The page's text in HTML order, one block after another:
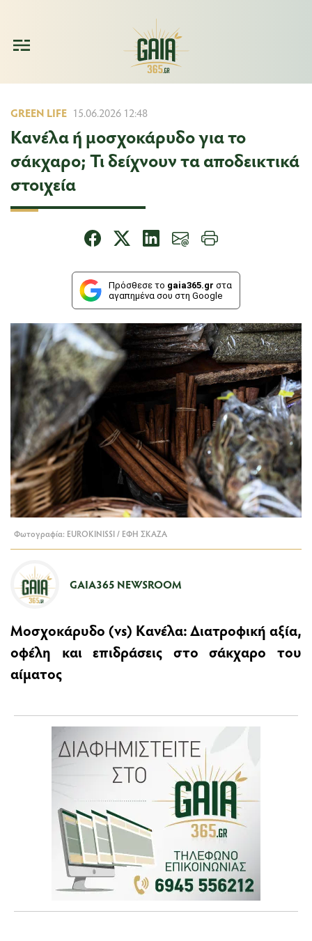
GREEN LIFE 15.06.2026 12:48
Κανέλα ή μοσχοκάρυδο για το
σάκχαρο; Τι δείχνουν τα αποδεικτικά
στοιχεία
Πρόσθεσε το gaia365.gr στα
αγαπημένα σου στη Google
Φωτογραφία: EUROKINISSI / ΕΦΗ ΣΚΑΖΑ
GAIA365 NEWSROOM
Μοσχοκάρυδο (vs) Κανέλα: Διατροφική αξία,
οφέλη και επιδράσεις στο σάκχαρο του
αίματος